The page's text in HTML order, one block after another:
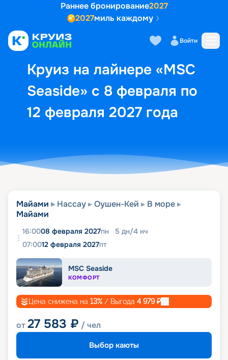
Раннее бронирование2027
2027миль каждому
Войти
Круиз на лайнере «MSC
Seaside» с 8 февраля по
12 февраля 2027 года
Выбор кают Маршрут и
Майами Нассау Оушен-Кей
В море
Майами
16:0008 февраля 2027пн 5 дн/4 нч
07:0012 февраля 2027пт
MSC Seaside
КОМФОРТ
Цена снижена на 13% / Выгода 4 979₽
от27 583 ₽ / чел
Выбор каюты